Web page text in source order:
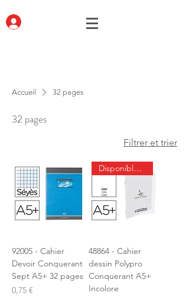
Accueil 32 pages
32 pages
Filtrer et trier
92005 - Cahier
Devoir Conquerant
Sept A5+ 32 pages
Prix
0,75 €
Disponible jusqu'à épuisement
48864 - Cahier
dessin Polypro
Conquerant A5+
Incolore